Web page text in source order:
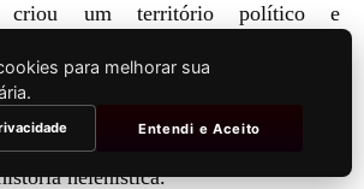
criou um território político e
Ele promovia a cultura
a com tradições locais. Isso deixou
na região, sendo seu reinado um
helenística.
para melhorar sua
Entendi e Aceito